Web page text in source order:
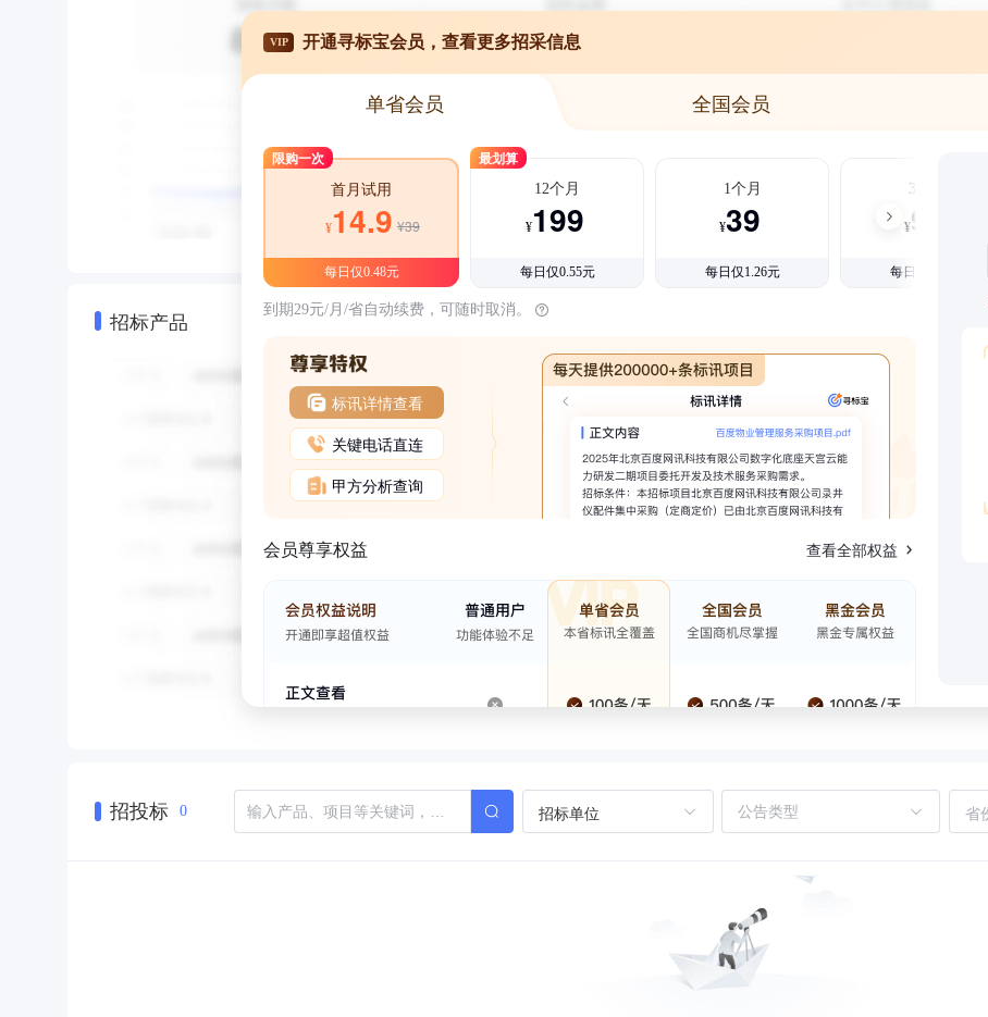
招标产品
VIP 开通寻标宝会员，查看更多招采信息
单省会员 全国会员
限购一次
首月试用
¥14.9 ¥39
每日仅0.48元
最划算
12个月
¥199
每日仅0.55元
1个月
¥39
每日仅1.26元
3个月
¥99
每日仅1.08元
到期29元/月/省自动续费，可随时取消。
标讯详情查看
关键电话直连
甲方分析查询
会员尊享权益 查看全部权益
招投标 0 招标单位 省